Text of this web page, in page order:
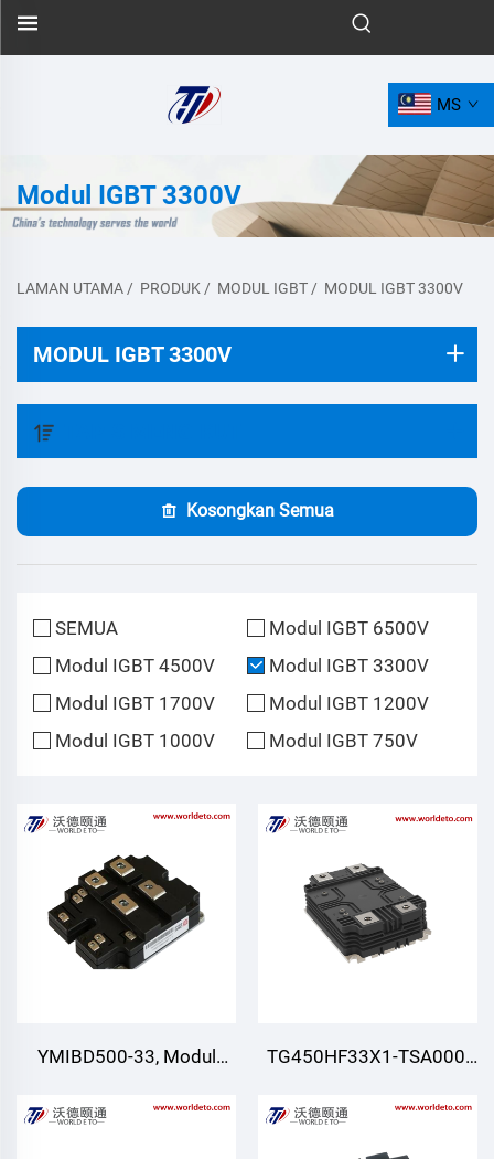
MS
Modul IGBT 3300V
LAMAN UTAMA / PRODUK / MODUL IGBT / MODUL IGBT 3300V
MODUL IGBT 3300V
Kosongkan Semua
SEMUA
Modul IGBT 6500V
Modul IGBT 4500V
Modul IGBT 3300V
Modul IGBT 1700V
Modul IGBT 1200V
Modul IGBT 1000V
Modul IGBT 750V
YMIBD500-33, Modul
CRRC
TG450HF33X1-TSA000,